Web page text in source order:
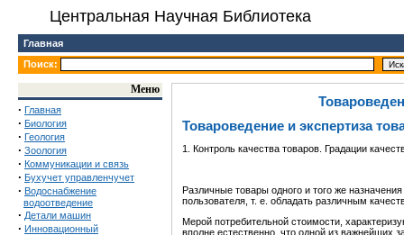
Центральная Научная Библиотека
Главная
Поиск:
Меню
· Главная
· Биология
· Геология
· Зоология
· Коммуникации и связь
· Бухучет управленчучет
· Водоснабжение
водоотведение
· Детали машин
· Инновационный
Товароведение и экспертиза
1. Контроль качества товаров. Градации
Различные товары одного и того же
пользователя, т. е. обладать различным
Мерой потребительной стоимости,
вполне естественно, что одной из важнейших